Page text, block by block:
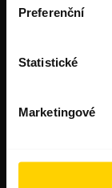
Preferenční
Statistické
Marketingové